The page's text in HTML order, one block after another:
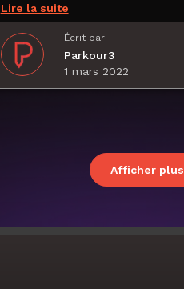
Lire la suite
Écrit par
Parkour3
1 mars 2022
Afficher plus